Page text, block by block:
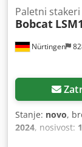
Nürtingen
Paletni stakeri
Bobcat
Stanje: novo,
2024, nosivost: